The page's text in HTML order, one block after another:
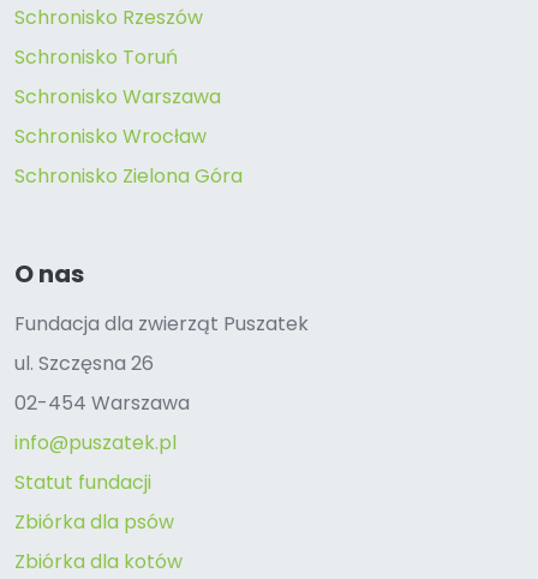
Schronisko Rzeszów
Schronisko Toruń
Schronisko Warszawa
Schronisko Wrocław
Schronisko Zielona Góra
O nas
Fundacja dla zwierząt Puszatek
ul. Szczęsna 26
02-454 Warszawa
info@puszatek.pl
Statut fundacji
Zbiórka dla psów
Zbiórka dla kotów